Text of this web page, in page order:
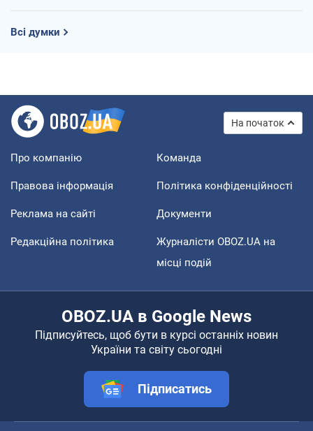
Всі думки
На початок
Про компанію Команда
Правова інформація Політика конфіденційності
Реклама на сайті Документи
Редакційна політика
Журналісти OBOZ.UA на
місці подій
OBOZ.UA в Google News
Підписуйтесь, щоб бути в курсі останніх новин
України та світу сьогодні
Підписатись